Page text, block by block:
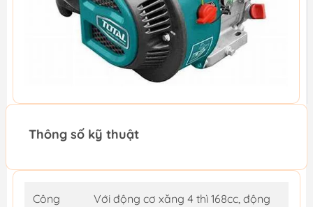
Thông số kỹ thuật
Công
Với động cơ xăng 4 thì 168cc, động